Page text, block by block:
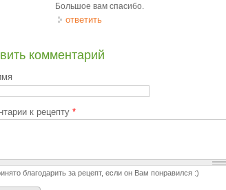
Большое вам спасибо.
ответить
комментарий
к рецепту*
благодарить за рецепт, если он Вам понравился :)